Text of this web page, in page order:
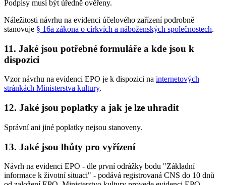
Podpisy musí být úředně ověřeny.
Náležitosti návrhu na evidenci účelového zařízení podrobně
stanovuje § 16a zákona o církvích a náboženských společnostech.
11. Jaké jsou potřebné formuláře a kde jsou k
dispozici
Vzor návrhu na evidenci EPO je k dispozici na internetových
stránkách Ministerstva kultury.
12. Jaké jsou poplatky a jak je lze uhradit
Správní ani jiné poplatky nejsou stanoveny.
13. Jaké jsou lhůty pro vyřízení
Návrh na evidenci EPO - dle první odrážky bodu "Základní
informace k životní situaci" - podává registrovaná CNS do 10 dnů